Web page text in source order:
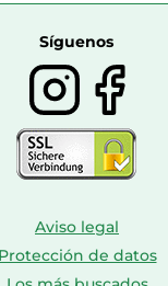
Síguenos
Aviso legal
Protección de datos